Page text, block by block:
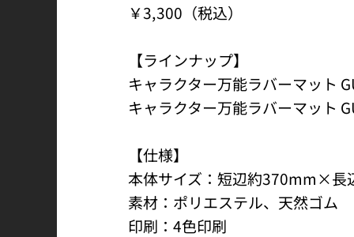
￥3,300（税込）
【ラインナップ】
キャラクター万能ラバーマット
キャラクター万能ラバーマット
【仕様】
本体サイズ：短辺約370mm×
素材：ポリエステル、天然ゴム
印刷：4色印刷